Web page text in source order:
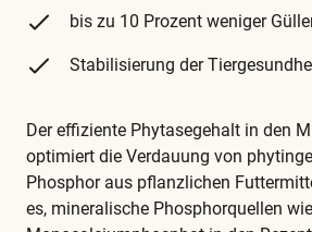
bis zu 10 Prozent weniger
Stabilisierung der
Der effiziente Phytasegehalt in den
optimiert die Verdauung von
Phosphor aus pflanzlichen
es, mineralische Phosphorquellen wie